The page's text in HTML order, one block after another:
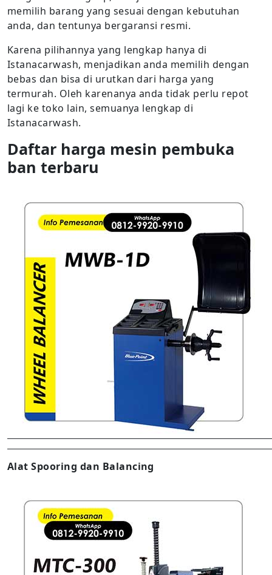
memilih barang yang sesuai dengan kebutuhan
anda, dan tentunya bergaransi resmi.
Karena pilihannya yang lengkap hanya di
Istanacarwash, menjadikan anda memilih dengan
bebas dan bisa di urutkan dari harga yang
termurah. Oleh karenanya anda tidak perlu repot
lagi ke toko lain, semuanya lengkap di
Istanacarwash.
Daftar harga mesin pembuka
ban terbaru
Alat Spooring dan Balancing